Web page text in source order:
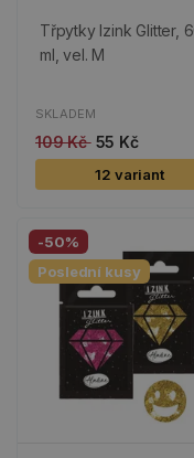
Třpytky Izink Glitter,
ml, vel. M
SKLADEM
109 Kč 55 Kč
12 variant
-50%
Poslední kusy